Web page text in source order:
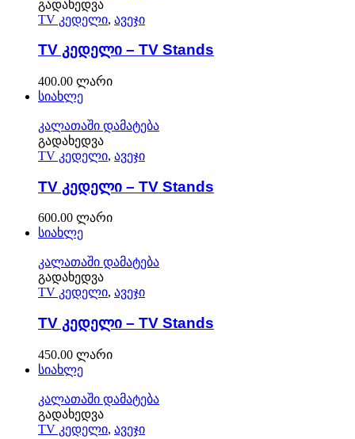
გადახედვა
TV კედელი, ავეჯი
TV კედელი – TV Stands
400.00 ლარი
სიახლე
კალათაში დამატება
გადახედვა
TV კედელი, ავეჯი
TV კედელი – TV Stands
600.00 ლარი
სიახლე
კალათაში დამატება
გადახედვა
TV კედელი, ავეჯი
TV კედელი – TV Stands
450.00 ლარი
სიახლე
კალათაში დამატება
გადახედვა
TV კედელი, ავეჯი